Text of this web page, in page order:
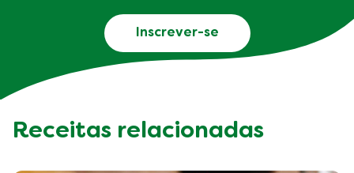
Inscrever-se
Receitas relacionadas